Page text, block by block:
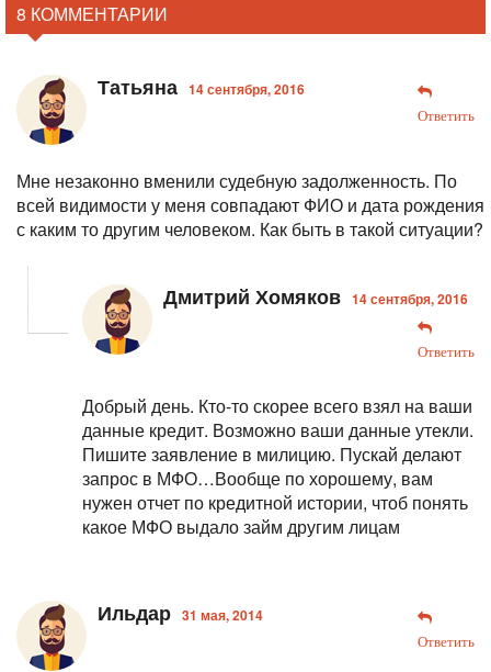
8 КОММЕНТАРИИ
Татьяна 14 сентября, 2016
Ответить
Мне незаконно вменили судебную задолженность. По
всей видимости у меня совпадают ФИО и дата рождения
с каким то другим человеком. Как быть в такой ситуации?
Дмитрий Хомяков 14 сентября, 2016
Ответить
Добрый день. Кто-то скорее всего взял на ваши
данные кредит. Возможно ваши данные утекли.
Пишите заявление в милицию. Пускай делают
запрос в МФО…Вообще по хорошему, вам
нужен отчет по кредитной истории, чтоб понять
какое МФО выдало займ другим лицам
Ильдар 31 мая, 2014
Ответить